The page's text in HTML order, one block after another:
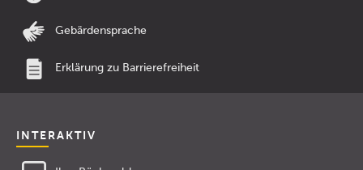
Gebärdensprache
Erklärung zu Barrierefreiheit
INTERAKTIV